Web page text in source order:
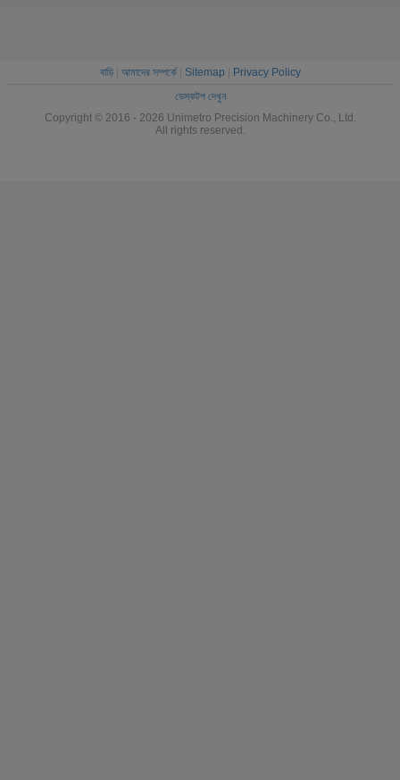
বাড়ি| আমাদের সম্পর্কে| Sitemap
Privacy Policy
ডেস্কটপ দেখুন
Copyright © 2016 - 2026 Unimetro Precision Machinery Co., Ltd.
All rights reserved.